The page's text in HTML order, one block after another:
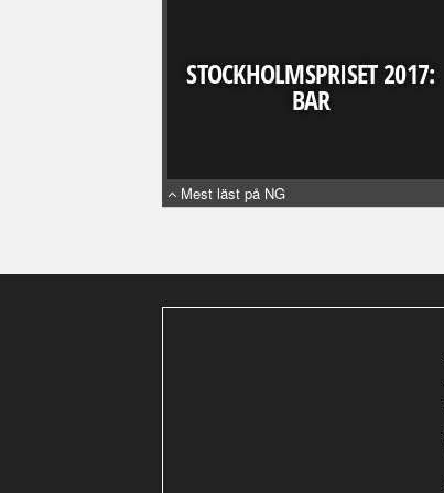
STOCKHOLMSPRISET 2017:
BAR
Mest läst på NG